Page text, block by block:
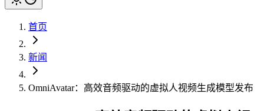
首页
新闻
OmniAvatar：高效音频驱动的虚拟人视频生成模型发布